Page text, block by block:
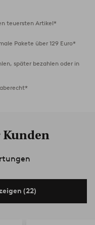
teuersten Artikel*
Pakete über 129 Euro*
später bezahlen oder in
Kunden
(22)